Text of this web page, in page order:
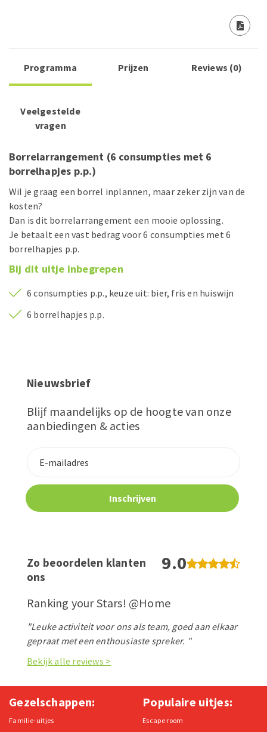
Programma Prijzen Reviews (0)
Veelgestelde
vragen
Borrelarrangement (6 consumpties met 6
borrelhapjes p.p.)
Wil je graag een borrel inplannen, maar zeker zijn van de
kosten?
Dan is dit borrelarrangement een mooie oplossing.
Je betaalt een vast bedrag voor 6 consumpties met 6
borrelhapjes p.p.
Bij dit uitje inbegrepen
6 consumpties p.p., keuze uit: bier, fris en huiswijn
6 borrelhapjes p.p.
Nieuwsbrief
Blijf maandelijks op de hoogte van onze
aanbiedingen & acties
Zo beoordelen klanten
ons
9.0
Ranking your Stars! @Home
"Leuke activiteit voor ons als team, goed aan elkaar
gepraat met een enthousiaste spreker. "
Bekijk alle reviews >
Gezelschappen:
Familie-uitjes
Populaire uitjes:
Escape room